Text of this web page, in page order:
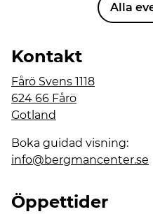
Alla
Kontakt
Fårö Svens 1118
624 66 Fårö
Gotland
Boka guidad visning:
info@bergmancenter.se
Öppettider